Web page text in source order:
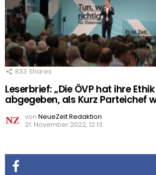
833 Shares
Leserbrief: „Die ÖVP hat ihre
abgegeben, als Kurz Parteichef
von NeueZeit Redaktion
21. November 2022, 12:13